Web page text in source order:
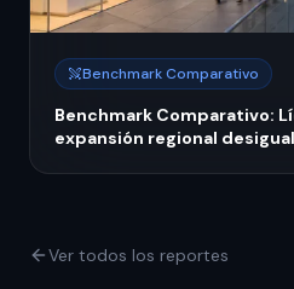
Benchmark Comparativo
Benchmark Comparativo:
expansión regional
Ver todos los reportes